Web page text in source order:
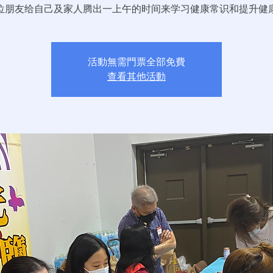
朋友给自己及家人腾出一上午的时间来学习健康常识和提升健
活動無需門票全部免費
查看其他活動